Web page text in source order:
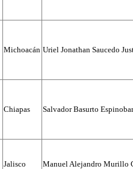
Michoacán Uriel Jonathan Saucedo
Chiapas Salvador Basurto
Jalisco Manuel Alejandro Murillo